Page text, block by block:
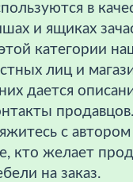
в
и ящиках
категории
лиц и
дается
с
кто желает
на заказ.